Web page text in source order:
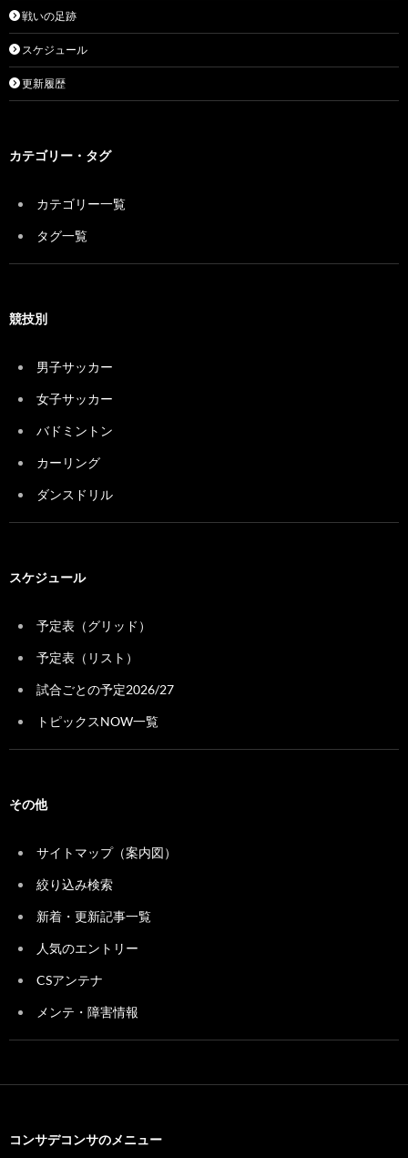
戦いの足跡
スケジュール
更新履歴
カテゴリー・タグ
カテゴリー一覧
タグ一覧
競技別
男子サッカー
女子サッカー
バドミントン
カーリング
ダンスドリル
スケジュール
予定表（グリッド）
予定表（リスト）
試合ごとの予定2026/27
トピックスNOW一覧
その他
サイトマップ（案内図）
絞り込み検索
新着・更新記事一覧
人気のエントリー
CSアンテナ
メンテ・障害情報
コンサデコンサのメニュー